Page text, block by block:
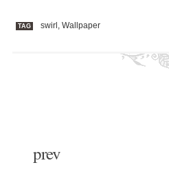
TAG swirl , Wallpaper
prev